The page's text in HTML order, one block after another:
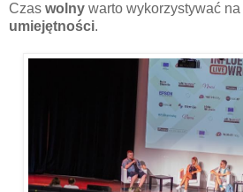
Czas wolny warto wykorzystywać na
umiejętności.